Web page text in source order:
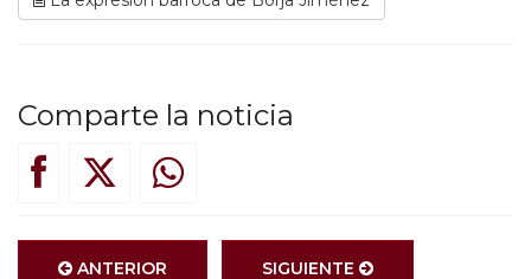
Comparte la noticia
ANTERIOR SIGUIENTE